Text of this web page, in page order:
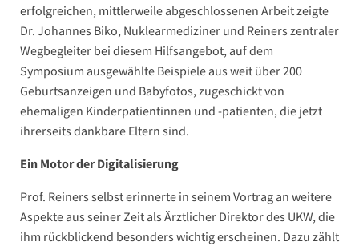
erfolgreichen, mittlerweile abgeschlossenen Arbeit zeigte
Dr. Johannes Biko, Nuklearmediziner und Reiners zentraler
Wegbegleiter bei diesem Hilfsangebot, auf dem
Symposium ausgewählte Beispiele aus weit über 200
Geburtsanzeigen und Babyfotos, zugeschickt von
ehemaligen Kinderpatientinnen und -patienten, die jetzt
ihrerseits dankbare Eltern sind.
Ein Motor der Digitalisierung
Prof. Reiners selbst erinnerte in seinem Vortrag an weitere
Aspekte aus seiner Zeit als Ärztlicher Direktor des UKW, die
ihm rückblickend besonders wichtig erscheinen. Dazu zählt